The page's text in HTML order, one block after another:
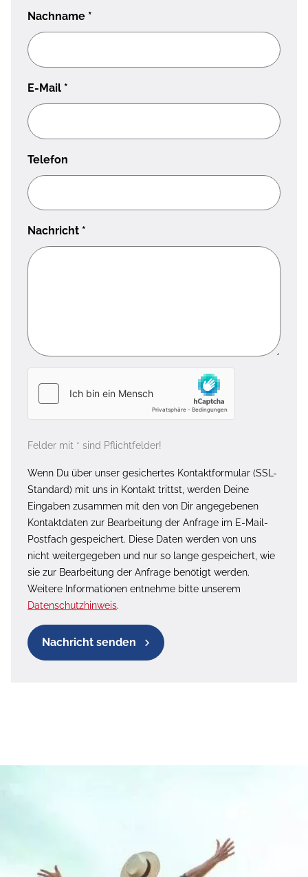
Nachname *
E-Mail *
Telefon
Nachricht *
Felder mit * sind Pflichtfelder!
Wenn Du über unser gesichertes Kontaktformular (SSL-
Standard) mit uns in Kontakt trittst, werden Deine
Eingaben zusammen mit den von Dir angegebenen
Kontaktdaten zur Bearbeitung der Anfrage im E-Mail-
Postfach gespeichert. Diese Daten werden von uns
nicht weitergegeben und nur so lange gespeichert, wie
sie zur Bearbeitung der Anfrage benötigt werden.
Weitere Informationen entnehme bitte unserem
Datenschutzhinweis.
Nachricht senden